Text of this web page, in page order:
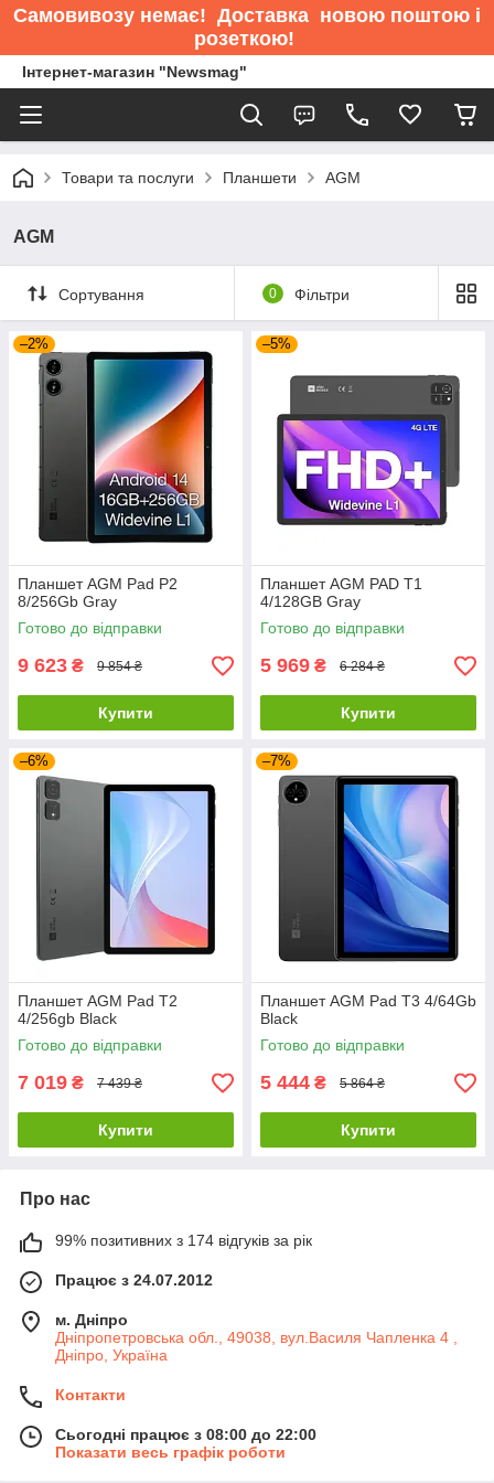
Самовивозу немає! Доставка новою поштою і
розеткою!
Інтернет-магазин "Newsmag"
Товари та послуги Планшети AGM
AGM
Сортування 0 Фільтри
–2%
Планшет AGM Pad P2
8/256Gb Gray
Готово до відправки
9 623 ₴ 9 854 ₴
Купити
–5%
Планшет AGM PAD T1
4/128GB Gray
Готово до відправки
5 969 ₴ 6 284 ₴
Купити
–6%
Планшет AGM Pad T2
4/256gb Black
Готово до відправки
7 019 ₴ 7 439 ₴
Купити
–7%
Планшет AGM Pad T3 4/64Gb
Black
Готово до відправки
5 444 ₴ 5 864 ₴
Купити
Про нас
99% позитивних з 174 відгуків за рік
Працює з 24.07.2012
м. Дніпро
Дніпропетровська обл., 49038, вул.Василя Чапленка 4 ,
Дніпро, Україна
Контакти
Сьогодні працює з 08:00 до 22:00
Показати весь графік роботи